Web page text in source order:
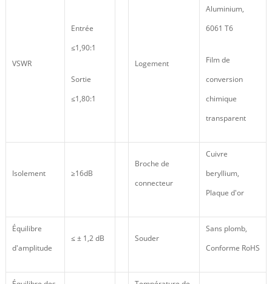
VSWR
Entrée
≤1,90:1
Sortie
≤1,80:1
Logement
Aluminium,
6061 T6
Film de
conversion
chimique
transparent
Isolement ≥16dB
Broche de
connecteur
Cuivre
beryllium,
Plaque d'or
Équilibre
d'amplitude
≤ ± 1,2 dB Souder
Sans plomb,
Conforme RoHS